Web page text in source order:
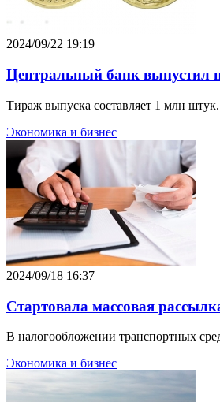
2024/09/22 19:19
Центральный банк выпустил
Тираж выпуска составляет 1 млн штук.
Экономика и бизнес
2024/09/18 16:37
Стартовала массовая
В налогообложении транспортных
Экономика и бизнес